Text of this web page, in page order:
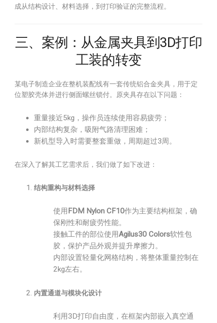
成从结构设计、材料选择，到打印验证的完整流程。
三、案例：从金属夹具到3D打印
工装的转变
某电子制造企业在整机装配线有一套传统铝合金夹具，用于定
位塑胶壳体并进行侧面螺丝锁付。原夹具存在以下问题：
重量接近5kg，操作员连续使用容易疲劳；
内部结构复杂，吸附气路清理困难；
新机型导入时需要整套重做，周期超过3周。
在深入了解其工艺需求后，我们做了如下改进：
结构重构与材料选择
使用 FDM Nylon CF10作为主要结构框架，确
保刚性和耐疲劳性能。
接触工件的部位使用Agilus30 Colors软性包
胶，保护产品外观并提升摩擦力。
内部设置轻量化网格结构，将整体重量控制在
2kg左右。
内置通道与模块化设计
利用3D打印自由度，在框架内部嵌入真空通